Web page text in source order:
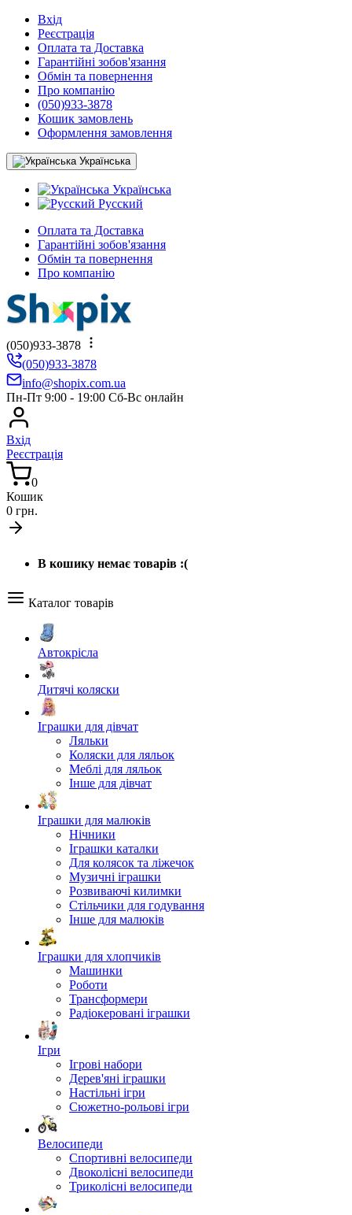
Вхід
Реєстрація
Оплата та Доставка
Гарантійні зобов'язання
Обмін та повернення
Про компанію
(050)933-3878
Кошик замовлень
Оформлення замовлення
Українська
Українська
Русский
Оплата та Доставка
Гарантійні зобов'язання
Обмін та повернення
Про компанію
(050)933-3878
(050)933-3878
info@shopix.com.ua
Пн-Пт 9:00 - 19:00 Сб-Вс онлайн
Вхід
Реєстрація
0
Кошик
0 грн.
В кошику немає товарів :(
Каталог товарів
Автокрісла
Дитячі коляски
Іграшки для дівчат
Ляльки
Коляски для ляльок
Меблі для ляльок
Інше для дівчат
Іграшки для малюків
Нічники
Іграшки каталки
Для колясок та ліжечок
Музичні іграшки
Розвиваючі килимки
Стільчики для годування
Інше для малюків
Іграшки для хлопчиків
Машинки
Роботи
Трансформери
Радіокеровані іграшки
Ігри
Ігрові набори
Дерев'яні іграшки
Настільні ігри
Сюжетно-рольові ігри
Велосипеди
Спортивні велосипеди
Двоколісні велосипеди
Триколісні велосипеди